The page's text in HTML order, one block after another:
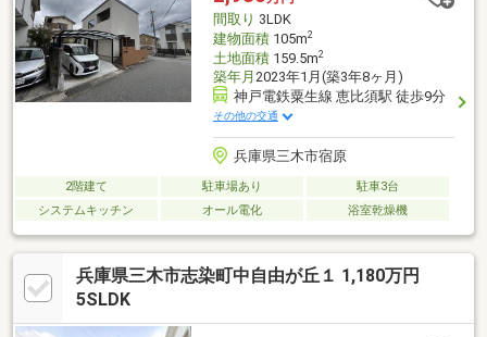
間取り 3LDK
建物面積105m2
土地面積159.5m2
築年月 2023年1月(築3年8ヶ月)
神戸電鉄粟生線 恵比須駅 徒歩9分
その他の交通
兵庫県三木市宿原
2階建て 駐車場あり
駐車3台
システムキッチン
オール電化 浴室乾燥機
兵庫県三木市志染町中自由が丘１ 1,180万円
5SLDK